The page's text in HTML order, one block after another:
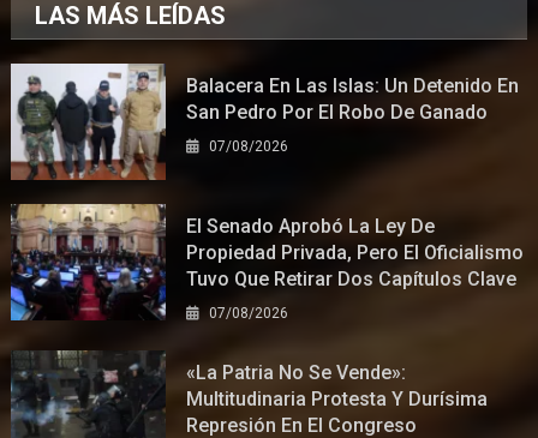
LAS MÁS LEÍDAS
Balacera En Las Islas: Un Detenido En
San Pedro Por El Robo De Ganado
07/08/2026
El Senado Aprobó La Ley De
Propiedad Privada, Pero El Oficialismo
Tuvo Que Retirar Dos Capítulos Clave
07/08/2026
«La Patria No Se Vende»:
Multitudinaria Protesta Y Durísima
Represión En El Congreso